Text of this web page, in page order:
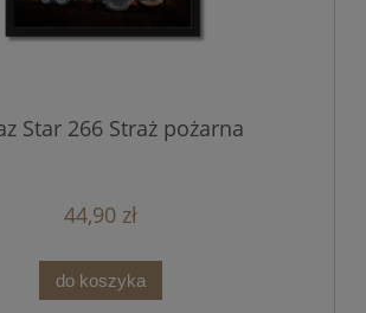
Star 266 Straż pożarna
44,90 zł
do koszyka